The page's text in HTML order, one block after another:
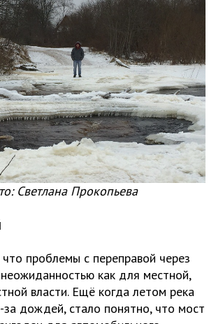
Светлана Прокопьева
что проблемы с переправой через
как для местной,
власти. Ещё когда летом река
за дождей, стало понятно, что мост